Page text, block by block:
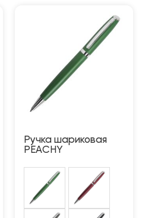
Ручка шариковая
PEACHY